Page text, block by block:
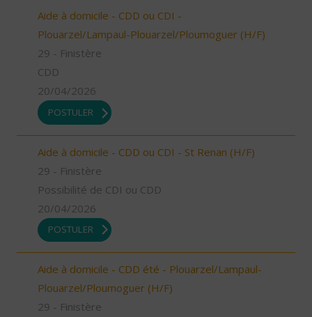
Aide à domicile - CDD ou CDI -
Plouarzel/Lampaul-Plouarzel/Ploumoguer (H/F)
29 - Finistère
CDD
20/04/2026
POSTULER
Aide à domicile - CDD ou CDI - St Renan (H/F)
29 - Finistère
Possibilité de CDI ou CDD
20/04/2026
POSTULER
Aide à domicile - CDD été - Plouarzel/Lampaul-
Plouarzel/Ploumoguer (H/F)
29 - Finistère